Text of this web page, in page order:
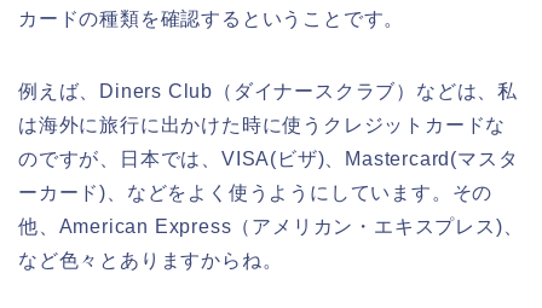
カードの種類を確認するということです。
例えば、Diners Club（ダイナースクラブ）などは、私
は海外に旅行に出かけた時に使うクレジットカードな
のですが、日本では、VISA(ビザ)、Mastercard(マスタ
ーカード)、などをよく使うようにしています。その
他、American Express（アメリカン・エキスプレス)、
など色々とありますからね。